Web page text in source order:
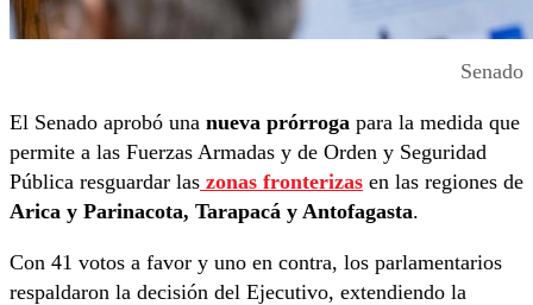
Senado
El Senado aprobó una nueva prórroga para la medida que
permite a las Fuerzas Armadas y de Orden y Seguridad
Pública resguardar las zonas fronterizas en las regiones de
Arica y Parinacota, Tarapacá y Antofagasta.
Con 41 votos a favor y uno en contra, los parlamentarios
respaldaron la decisión del Ejecutivo, extendiendo la